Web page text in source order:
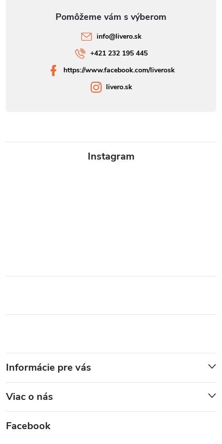
Instagram
Informácie pre vás
Viac o nás
Facebook
info@livero.sk
+421 232 195 445
https://www.facebook.com/liverosk
livero.sk